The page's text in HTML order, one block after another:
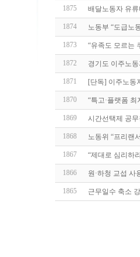
1875 배달노동자 유
1874 노동부 “도급노
1873 “유족도 모르는
1872 경기도 이주노
1871 [단독] 이주노동
1870 “특고·플랫폼
1869 시간선택제 공
1868 노동위 “프리랜
1867 “제대로 심리하
1866 원·하청 교섭 사
1865 근무일수 축소